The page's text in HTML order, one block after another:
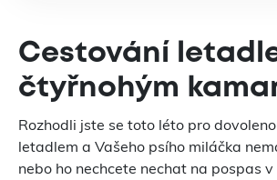
Cestování
čtyřnohým
Rozhodli jste se toto léto pro
letadlem a Vašeho psího miláčka
nebo ho nechcete nechat na pospas